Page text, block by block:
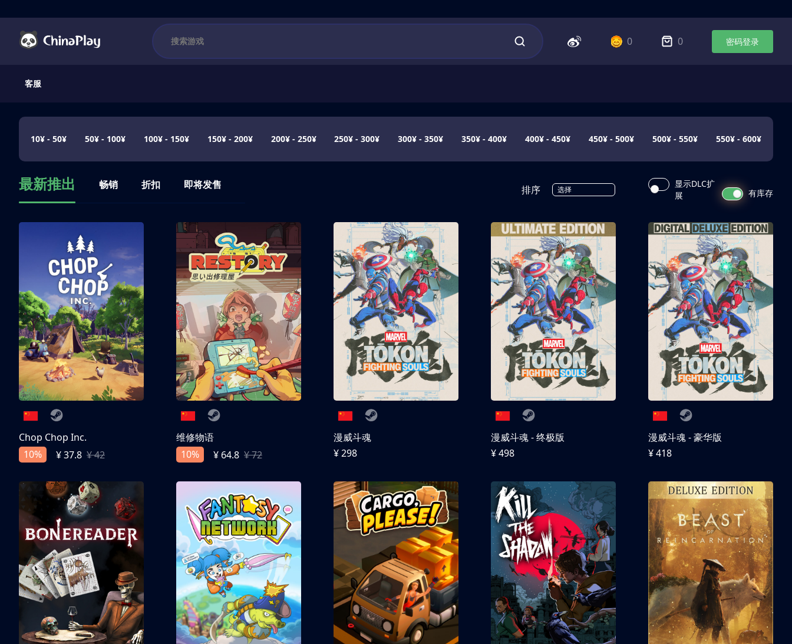
0 0 密码登录
客服
10¥ - 50¥ 50¥ - 100¥ 100¥ - 150¥ 150¥ - 200¥ 200¥ - 250¥ 250¥ - 300¥ 300¥ - 350¥ 350¥ - 400¥ 400¥ - 450¥ 450¥ - 500¥ 500¥ - 550¥ 550¥ - 600¥
最新推出 畅销 折扣 即将发售 排序 选择
显示DLC扩
展
有库存
Chop Chop Inc.
10%
¥ 37.8 ¥ 42
维修物语
10%
¥ 64.8 ¥ 72
漫威斗魂
¥ 298
漫威斗魂 - 终极版
¥ 498
漫威斗魂 - 豪华版
¥ 418